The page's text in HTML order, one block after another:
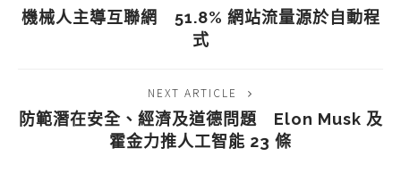
機械人主導互聯網 51.8% 網站流量源於自動程
式
NEXT ARTICLE
防範潛在安全、經濟及道德問題 Elon Musk 及
霍金力推人工智能 23 條